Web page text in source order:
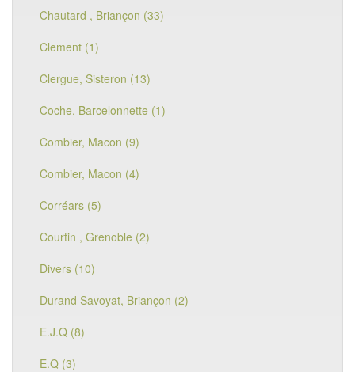
Chautard , Briançon (33)
Clement (1)
Clergue, Sisteron (13)
Coche, Barcelonnette (1)
Combier, Macon (9)
Combier, Macon (4)
Corréars (5)
Courtin , Grenoble (2)
Divers (10)
Durand Savoyat, Briançon (2)
E.J.Q (8)
E.Q (3)